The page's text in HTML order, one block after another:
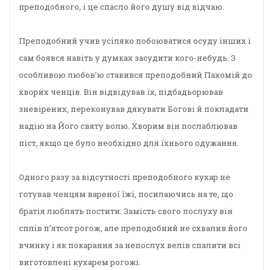
преподобного, і це спасло його душу від відчаю.
Преподобний учив усіляко побоюватися осуду інших і
сам боявся навіть у думках засудити кого-небудь. З
особливою любов’ю ставився преподобний Пахомій до
хворих ченців. Він відвідував їх, підбадьорював
зневірених, переконував дякувати Богові й покладати
надію на Його святу волю. Хворим він послаблював
піст, якщо це було необхідно для їхнього одужання.
Одного разу за відсутності преподобного кухар не
готував ченцям вареної їжі, посилаючись на те, що
братія люблять постити. Замість свого послуху він
сплів п’ятсот рогож, але преподобний не схвалив його
вчинку і як покарання за непослух велів спалити всі
виготовлені кухарем рогожі.